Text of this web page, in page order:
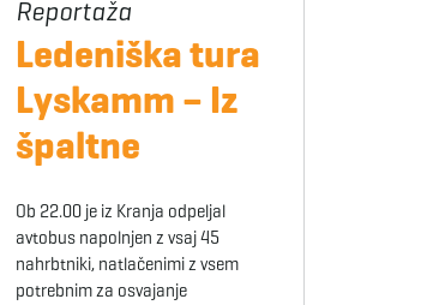
Ledeniška tura
Lyskamm – Iz
špaltne
Ob 22.00 je iz Kranja odpeljal
avtobus napolnjen z vsaj 45
nahrbtniki, natlačenimi z vsem
potrebnim za osvajanje